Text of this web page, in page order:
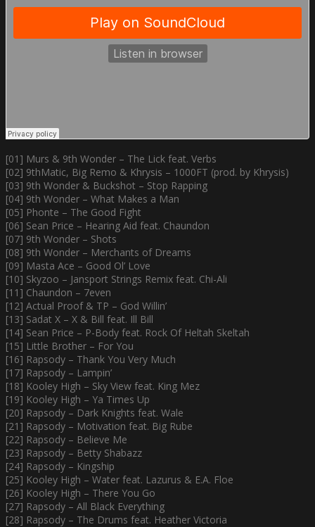
[01] Murs & 9th Wonder – The Lick feat. Verbs
[02] 9thMatic, Big Remo & Khrysis – 1000FT (prod. by Khrysis)
[03] 9th Wonder & Buckshot – Stop Rapping
[04] 9th Wonder – What Makes a Man
[05] Phonte – The Good Fight
[06] Sean Price – Hearing Aid feat. Chaundon
[07] 9th Wonder – Shots
[08] 9th Wonder – Merchants of Dreams
[09] Masta Ace – Good Ol’ Love
[10] Skyzoo – Jansport Strings Remix feat. Chi-Ali
[11] Chaundon – 7even
[12] Actual Proof & TP – God Willin’
[13] Sadat X – X & Bill feat. Ill Bill
[14] Sean Price – P-Body feat. Rock Of Heltah Skeltah
[15] Little Brother – For You
[16] Rapsody – Thank You Very Much
[17] Rapsody – Lampin’
[18] Kooley High – Sky View feat. King Mez
[19] Kooley High – Ya Times Up
[20] Rapsody – Dark Knights feat. Wale
[21] Rapsody – Motivation feat. Big Rube
[22] Rapsody – Believe Me
[23] Rapsody – Betty Shabazz
[24] Rapsody – Kingship
[25] Kooley High – Water feat. Lazurus & E.A. Floe
[26] Kooley High – There You Go
[27] Rapsody – All Black Everything
[28] Rapsody – The Drums feat. Heather Victoria